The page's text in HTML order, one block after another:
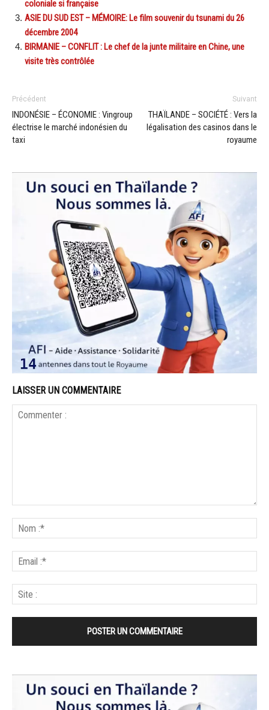
coloniale si française
ASIE DU SUD EST – MÉMOIRE: Le film souvenir du tsunami du 26
décembre 2004
BIRMANIE – CONFLIT : Le chef de la junte militaire en Chine, une
visite très contrôlée
Précédent
INDONÉSIE – ÉCONOMIE : Vingroup
électrise le marché indonésien du
taxi
Suivant
THAÏLANDE – SOCIÉTÉ : Vers la
légalisation des casinos dans le
royaume
LAISSER UN COMMENTAIRE